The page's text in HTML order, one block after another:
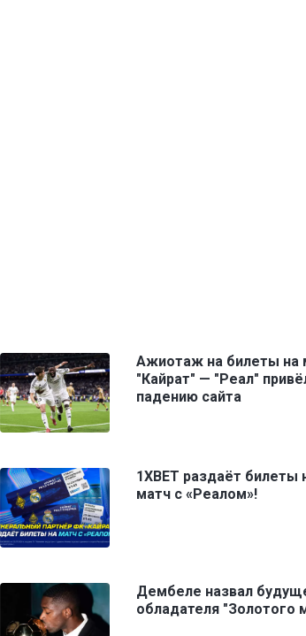
Ажиотаж на билеты на
"Кайрат" — "Реал"
падению сайта
1XBET раздаёт билеты
матч с «Реалом»!
Дембеле назвал
обладателя "Золотого